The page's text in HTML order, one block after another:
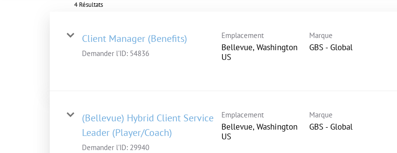
4 Résultats
Client Manager (Benefits)
Demander l'ID: 54836
Emplacement
Bellevue, Washington
Marque
GBS - Global
(Bellevue) Hybrid Client Service
Leader (Player/Coach)
Demander l'ID: 29940
Emplacement
Bellevue, Washington
Marque
GBS - Global